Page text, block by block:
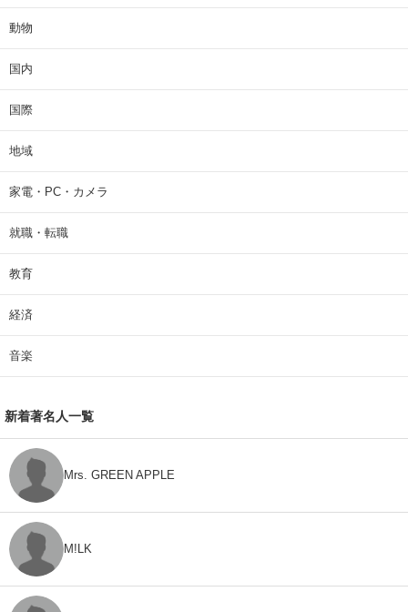
動物
国内
国際
地域
家電・PC・カメラ
就職・転職
教育
経済
音楽
新着著名人一覧
Mrs. GREEN APPLE
M!LK